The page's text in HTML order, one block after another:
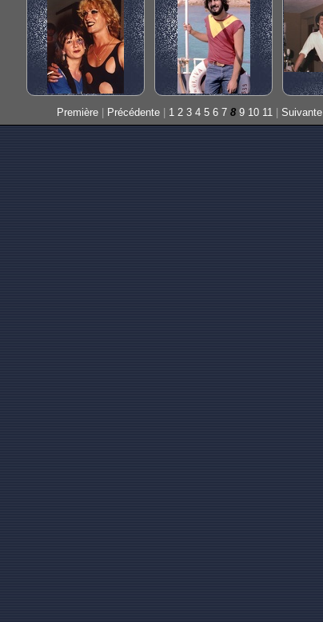
Première| Précédente| 1 2 3 4 5 6 7 8 9 10 11 Suivante